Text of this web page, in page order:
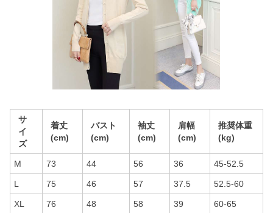
サ
イ
ズ
着丈
(cm)
バスト
(cm)
袖丈
(cm)
肩幅
(cm)
推奨体重
(kg)
M 73 44 56 36 45-52.5
L 75 46 57 37.5 52.5-60
XL 76 48 58 39 60-65